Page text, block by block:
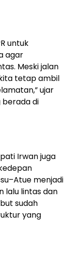
untuk
agar
Meski jalan
tetap ambil
ujar
berada di
Irwan juga
menjadi
lalu lintas dan
sudah
yang